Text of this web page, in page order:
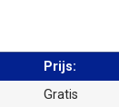
Prijs:
Gratis